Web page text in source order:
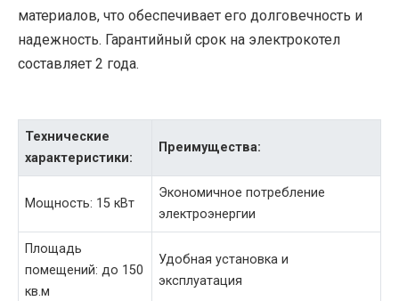
материалов, что обеспечивает его долговечность и
надежность. Гарантийный срок на электрокотел
составляет 2 года.
Технические
характеристики:
Преимущества:
Мощность: 15 кВт
Экономичное потребление
электроэнергии
Площадь
помещений: до 150
кв.м
Удобная установка и
эксплуатация